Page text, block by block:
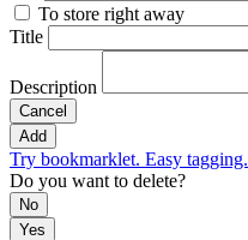
To store right away
Title
Description
Cancel
Add
Try bookmarklet. Easy tagging.
Do you want to delete?
No
Yes